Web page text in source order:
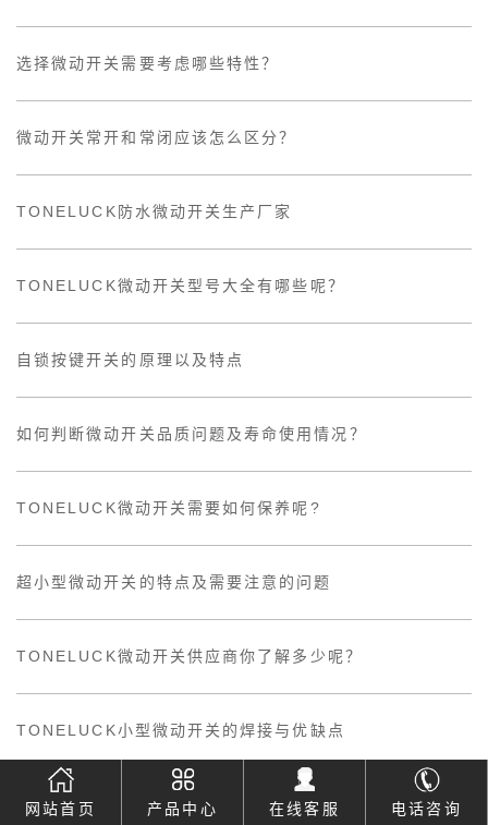
选择微动开关需要考虑哪些特性？
微动开关常开和常闭应该怎么区分？
TONELUCK防水微动开关生产厂家
TONELUCK微动开关型号大全有哪些呢？
自锁按键开关的原理以及特点
如何判断微动开关品质问题及寿命使用情况？
TONELUCK微动开关需要如何保养呢?
超小型微动开关的特点及需要注意的问题
TONELUCK微动开关供应商你了解多少呢？
TONELUCK小型微动开关的焊接与优缺点
我们在使用防水微动开关要注意什么？
网站首页 产品中心 在线客服 电话咨询